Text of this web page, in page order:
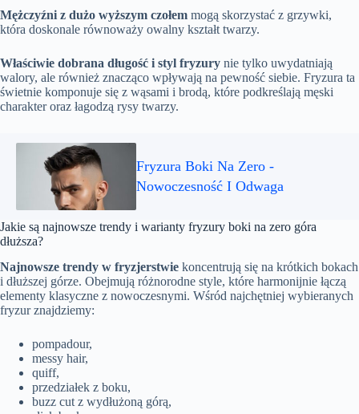
Mężczyźni z dużo wyższym czołem mogą skorzystać z grzywki,
która doskonale równoważy owalny kształt twarzy.
Właściwie dobrana długość i styl fryzury nie tylko uwydatniają
walory, ale również znacząco wpływają na pewność siebie. Fryzura ta
świetnie komponuje się z wąsami i brodą, które podkreślają męski
charakter oraz łagodzą rysy twarzy.
Fryzura Boki Na Zero -
Nowoczesność I Odwaga
Jakie są najnowsze trendy i warianty fryzury boki na zero góra
dłuższa?
Najnowsze trendy w fryzjerstwie koncentrują się na krótkich bokach
i dłuższej górze. Obejmują różnorodne style, które harmonijnie łączą
elementy klasyczne z nowoczesnymi. Wśród najchętniej wybieranych
fryzur znajdziemy:
pompadour,
messy hair,
quiff,
przedziałek z boku,
buzz cut z wydłużoną górą,